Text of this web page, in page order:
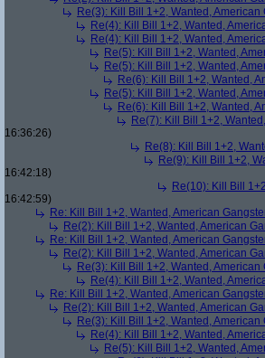
Re(3): Kill Bill 1+2, Wanted,
Re(4): Kill Bill 1+2, Wanted,
Re(4): Kill Bill 1+2, Wanted,
Re(5): Kill Bill 1+2, Wanted,
Re(5): Kill Bill 1+2, Wanted,
Re(6): Kill Bill 1+2, Wanted,
Re(5): Kill Bill 1+2, Wanted,
Re(6): Kill Bill 1+2, Wanted,
Re(7): Kill Bill 1+2,
16:36:26)
Re(8): Kill Bill 1+2,
Re(9): Kill Bill 1+2,
16:42:18)
Re(10): Kill Bill
16:42:59)
Re: Kill Bill 1+2, Wanted, American
Re(2): Kill Bill 1+2, Wanted, American
Re: Kill Bill 1+2, Wanted, American
Re(2): Kill Bill 1+2, Wanted, American
Re(3): Kill Bill 1+2, Wanted,
Re(4): Kill Bill 1+2, Wanted,
Re: Kill Bill 1+2, Wanted, American
Re(2): Kill Bill 1+2, Wanted, American
Re(3): Kill Bill 1+2, Wanted,
Re(4): Kill Bill 1+2, Wanted,
Re(5): Kill Bill 1+2, Wanted,